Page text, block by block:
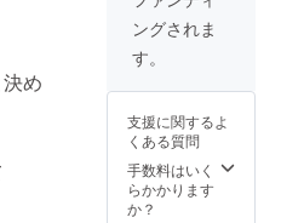
め
名（ク
リニッ
れくだ
さい ※
このセ
ミナー
はひす
いこた
一緒に
味わい
所は後
内いた
しま
す。
（会場
近く）
ングされま
す。
支援に関するよ
くある質問
手数料はいく
らかかります
か？